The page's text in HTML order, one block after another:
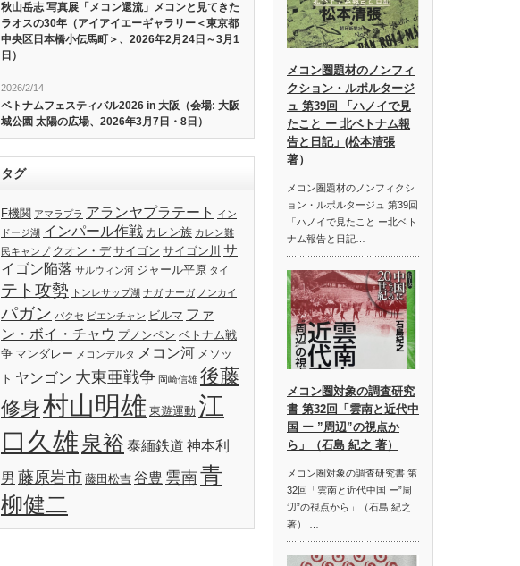
秋山岳志 写真展「メコン還流」メコンと見てきた
ラオスの30年（アイアイエーギャラリー＜東京都
中央区日本橋小伝馬町＞、2026年2月24日～3月1
日）
2026/2/14
ベトナムフェスティバル2026 in 大阪（会場: 大阪
城公園 太陽の広場、2026年3月7日・8日）
タグ
F機関 アマラプラ アランヤプラテート
イン
ドージ湖 インパール作戦 カレン族 カレン難
民キャンプ クオン・デ サイゴン サイゴン川 サ
イゴン陥落 サルウィン河 ジャール平原 タイ
テト攻勢 トンレサップ湖 ナガ ナーガ ノンカイ
パガン パクセ ビエンチャン ビルマ ファ
ン・ボイ・チャウ プノンペン ベトナム戦
争 マンダレー メコンデルタ メコン河 メソッ
ト ヤンゴン 大東亜戦争 岡崎信雄 後藤
修身村山明雄 東遊運動 江
口久雄泉裕 泰緬鉄道 神本利
男 藤原岩市 藤田松吉 谷豊 雲南青
柳健二
メコン圏題材のノンフィ
クション・ルポルタージ
ュ 第39回 「ハノイで見
たこと ー 北ベトナム報
告と日記」(松本清張
著）
メコン圏題材のノンフィクシ
ョン・ルポルタージュ 第39回
「ハノイで見たこと ー北ベト
ナム報告と日記…
メコン圏対象の調査研究
書 第32回「雲南と近代中
国 ー ”周辺”の視点か
ら」（石島 紀之 著）
メコン圏対象の調査研究書 第
32回「雲南と近代中国 ー”周
辺”の視点から」（石島 紀之
著） …